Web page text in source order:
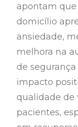
apontam
domicílio
ansiedade,
melhora na
de
impacto
qualidade de
pacientes,